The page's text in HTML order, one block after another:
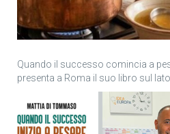
Quando il successo comincia a
presenta a Roma il suo libro sul